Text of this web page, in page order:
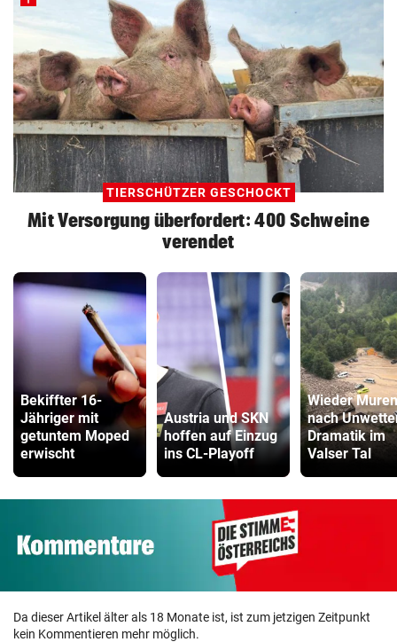
TIERSCHÜTZER GESCHOCKT
Mit Versorgung überfordert: 400 Schweine
verendet
Bekiffter 16-
Jähriger mit
getuntem Moped
erwischt
Austria und SKN
hoffen auf Einzug
ins CL-Playoff
Wieder Muren
nach
Dramatik im
Valser Tal
Da dieser Artikel älter als 18 Monate ist, ist zum jetzigen Zeitpunkt
kein Kommentieren mehr möglich.